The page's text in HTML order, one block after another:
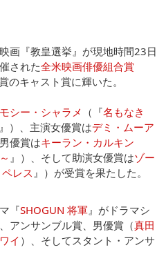
画『教皇選挙』が現地時間23日
された全米映画俳優組合賞
のキャスト賞に輝いた。
シー・シャラメ （『名もなき
』）、主演女優賞はデミ・ムーア
優賞はキーラン・カルキン
』）、そして助演女優賞はゾー
レス 』）が受賞を果たした。
『SHOGUN 将軍 』がドラマシ
アンサンブル賞、男優賞（真田
イ）、そしてスタント・アンサ